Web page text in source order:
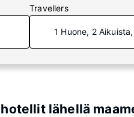
Travellers
1 Huone, 2
lähellä